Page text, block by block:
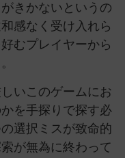
きかないというの
感なく受け入れら
むプレイヤーから
いこのゲームにお
を手探りで探す必
選択ミスが致命的
が無為に終わって